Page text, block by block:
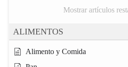
Mostrar artículos
ALIMENTOS
Alimento y Comida